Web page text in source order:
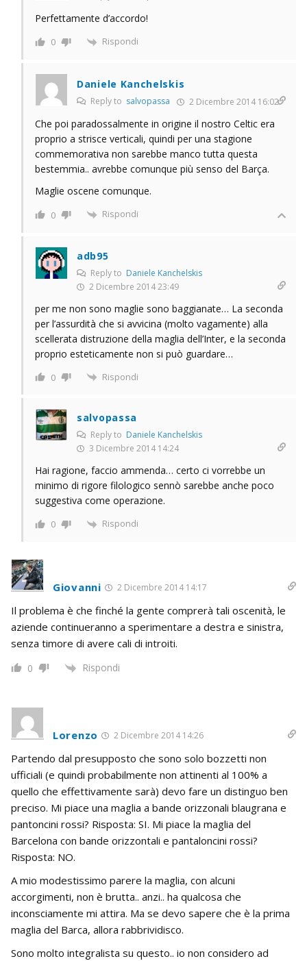
Perfettamente d’accordo!
0 Rispondi
Daniele Kanchelskis
Reply to salvopassa 2 Dicembre 2014 16:02
Che poi paradossalmente in origine il nostro Celtic era
proprio a strisce verticali, quindi per una stagione
commemorativa non sarebbe manco tutta questa
bestemmia.. avrebbe comunque più senso del Barça.
Maglie oscene comunque.
0 Rispondi
adb95
Reply to Daniele Kanchelskis
2 Dicembre 2014 23:49
per me non sono maglie sono baggianate… La seconda
per l’assurdità che si avvicina (molto vagamente) alla
scellerata distruzione della maglia dell’Inter, e la seconda
proprio esteticamente non si può guardare…
0 Rispondi
salvopassa
Reply to Daniele Kanchelskis
3 Dicembre 2014 14:24
Hai ragione, faccio ammenda… certo ci vorrebbe un
minimo di rigore filologico sennò sarebbe anche poco
suggestiva come operazione.
0 Rispondi
Giovanni 2 Dicembre 2014 14:17
Il problema è che finché la gente comprerà tali oscenità, le
aziende continueranno a sperimentare a destra e sinistra,
senza timore di avere cali di introiti.
0 Rispondi
Lorenzo 2 Dicembre 2014 14:26
Partendo dal presupposto che sono solo bozzetti non
ufficiali (e quindi probabilmente non attinenti al 100% a
quello che effettivamente sarà) devo fare un distinguo ben
preciso. Mi piace una maglia a bande orizzonali blaugrana e
pantoncini rossi? Risposta: SI. Mi piace la maglia del
Barcelona con bande orizzontali e pantaloncini rossi?
Risposta: NO.
A mio modestissimo parere la maglia, con alcuni
accorgimenti, non è brutta.. anzi.. ha qualcosa che
inconsciamente mi attira. Ma se devo sapere che è la prima
maglia del Barca, allora rabbrividisco.
Sono molto integralista su questo.. io non considero ad